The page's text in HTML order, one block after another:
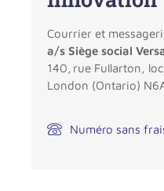
Courrier et
a/s Siège social
140, rue Fullarton,
London (Ontario)
Numéro sans